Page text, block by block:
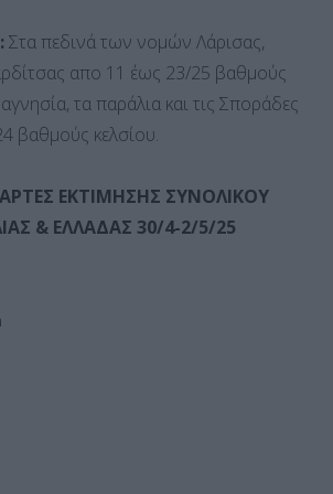
Στα πεδινά των νομών Λάρισας,
απο 11 έως 23/25 βαθμούς
τα παράλια και τις Σποράδες
βαθμούς κελσίου.
ΕΚΤΙΜΗΣΗΣ ΣΥΝΟΛΙΚΟΥ
& ΕΛΛΑΔΑΣ 30/4-2/5/25